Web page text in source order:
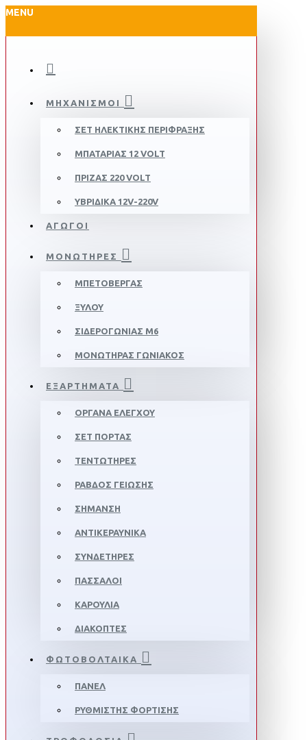
MENU
ΜΗΧΑΝΙΣΜΟΊ
ΣΕΤ ΗΛΕΚΤΙΚΗΣ ΠΕΡΙΦΡΑΞΗΣ
ΜΠΑΤΑΡΊΑΣ 12 VOLT
ΠΡΊΖΑΣ 220 VOLT
ΥΒΡΙΔΙΚΆ 12V-220V
ΑΓΩΓΟΙ
ΜΟΝΩΤΗΡΕΣ
ΜΠΕΤΟΒΕΡΓΑΣ
ΞΥΛΟΥ
ΣΙΔΕΡΟΓΩΝΙΑΣ M6
ΜΟΝΩΤΗΡΑΣ ΓΩΝΙΑΚΟΣ
ΕΞΑΡΤΗΜΑΤΑ
ΟΡΓΑΝΑ ΕΛΕΓΧΟΥ
ΣΕΤ ΠΟΡΤΑΣ
ΤΕΝΤΩΤΗΡΕΣ
ΡΑΒΔΟΣ ΓΕΙΩΣΗΣ
ΣΗΜΑΝΣΗ
ΑΝΤΙΚΕΡΑΥΝΙΚΑ
ΣΥΝΔΕΤΗΡΕΣ
ΠΑΣΣΑΛΟΙ
ΚΑΡΟΥΛΙΑ
ΔΙΑΚΟΠΤΕΣ
ΦΩΤΟΒΟΛΤΑΙΚΑ
ΠΑΝΕΛ
ΡΥΘΜΙΣΤΗΣ ΦΟΡΤΙΣΗΣ